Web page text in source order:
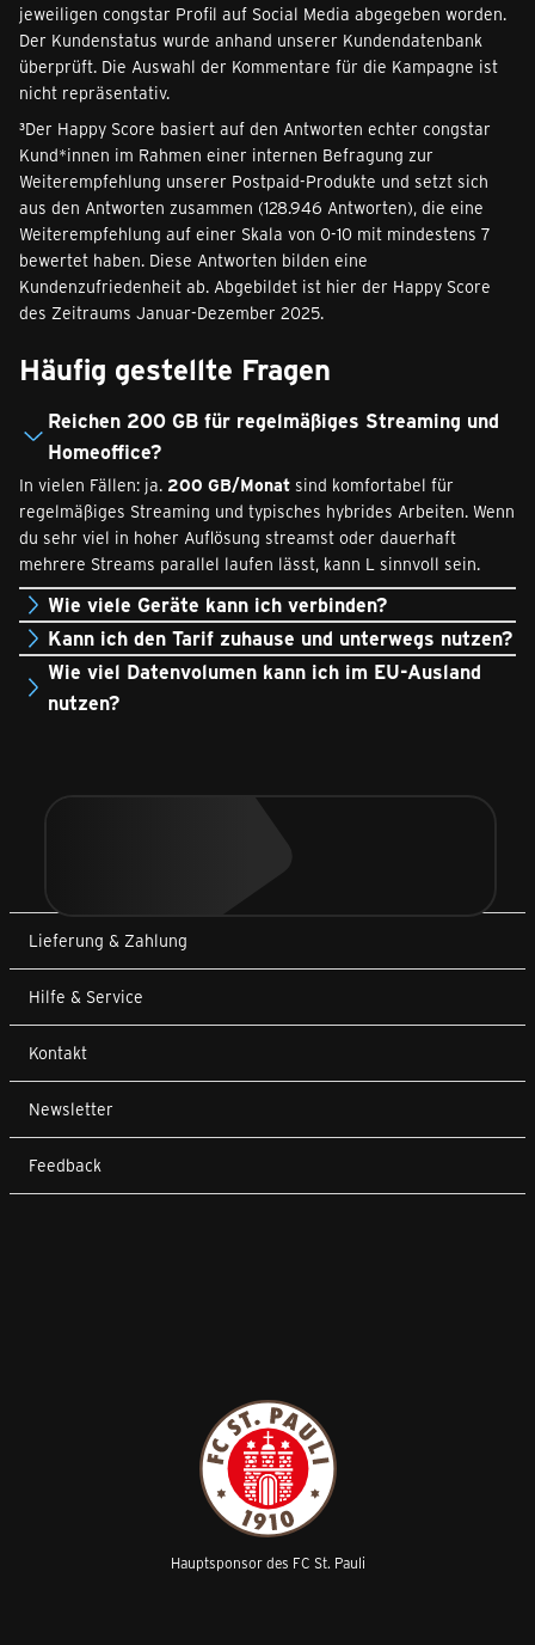
jeweiligen congstar Profil auf Social Media abgegeben worden.
Der Kundenstatus wurde anhand unserer Kundendatenbank
überprüft. Die Auswahl der Kommentare für die Kampagne ist
nicht repräsentativ.
³Der Happy Score basiert auf den Antworten echter congstar
Kund*innen im Rahmen einer internen Befragung zur
Weiterempfehlung unserer Postpaid-Produkte und setzt sich
aus den Antworten zusammen (128.946 Antworten), die eine
Weiterempfehlung auf einer Skala von 0-10 mit mindestens 7
bewertet haben. Diese Antworten bilden eine
Kundenzufriedenheit ab. Abgebildet ist hier der Happy Score
des Zeitraums Januar-Dezember 2025.
Häufig gestellte Fragen
Reichen 200 GB für regelmäßiges Streaming und
Homeoffice?
In vielen Fällen: ja. 200 GB/Monat sind komfortabel für
regelmäßiges Streaming und typisches hybrides Arbeiten. Wenn
du sehr viel in hoher Auflösung streamst oder dauerhaft
mehrere Streams parallel laufen lässt, kann L sinnvoll sein.
Wie viele Geräte kann ich verbinden?
Kann ich den Tarif zuhause und unterwegs nutzen?
Wie viel Datenvolumen kann ich im EU-Ausland
nutzen?
Lieferung & Zahlung
Hilfe & Service
Kontakt
Newsletter
Feedback
Hauptsponsor des FC St. Pauli